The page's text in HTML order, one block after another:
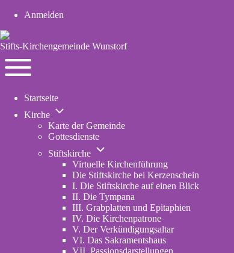
User
account
menu
Anmelden
Stifts-Kirchengemeinde Wunstorf
Navigation
main
Startseite
Kirche
Unternavigation
Kirche
Karte der Gemeinde
Gottesdienste
Stiftskirche
Unternavigation
Stiftskirche
Virtuelle Kirchenführung
Die Stiftskirche bei Kerzenschein
I. Die Stiftskirche auf einen Blick
II. Die Tympana
III. Grabplatten und Epitaphien
IV. Die Kirchenpatrone
V. Der Verkündigungsaltar
VI. Das Sakramentshaus
VII. Passionsdarstellungen